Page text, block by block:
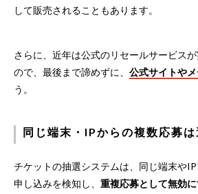
して販売されることもあります。
さらに、近年は公式のリセールサービス
ので、最後まで諦めずに、 公式サイトや
う。
同じ端末・IPからの複数応募は
チケットの抽選システムは、同じ端末や
申し込みを検知し、 重複応募として無効